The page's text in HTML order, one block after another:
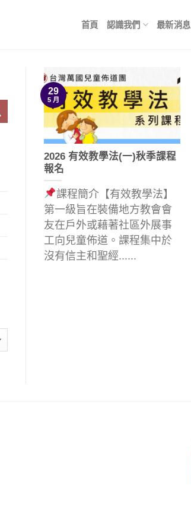
首頁 認識我們 最新消息
2026 有效教學法(一)秋季課程
報名
課程簡介【有效教學法】
第一級旨在裝備地方教會會
友在戶外或藉著社區外展事
工向兒童佈道。課程集中於
沒有信主和聖經......
29
5 月